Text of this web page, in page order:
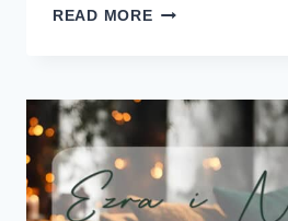
READ MOREBOG
TEBE
(EZRA
1-